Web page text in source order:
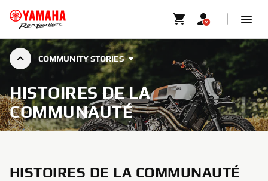
COMMUNITY STORIES
HISTOIRES DE LA
COMMUNAUTÉ
HISTOIRES DE LA COMMUNAUTÉ